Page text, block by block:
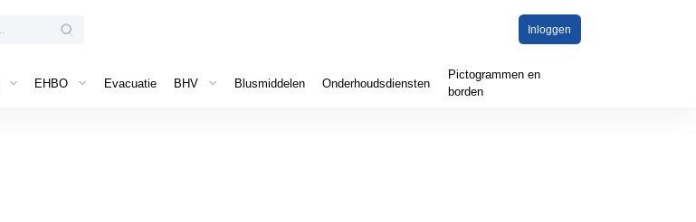
Inloggen
EHBO Evacuatie BHV Blusmiddelen Onderhoudsdiensten
Pictogrammen en
borden